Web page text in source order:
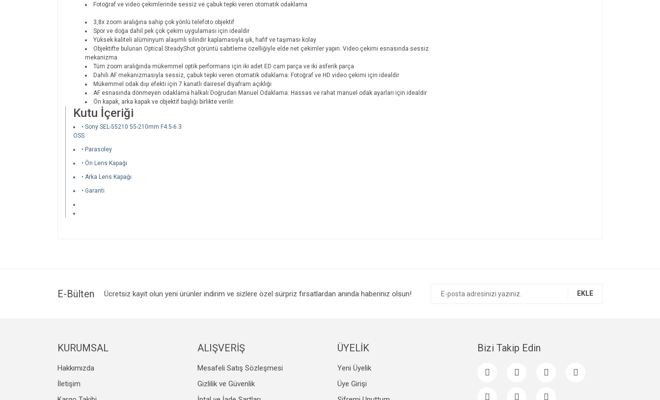
Fotoğraf ve video çekimlerinde sessiz ve çabuk tepki veren otomatik odaklama
3,8x zoom aralığına sahip çok yönlü telefoto objektif
Spor ve doğa dahil pek çok çekim uygulaması için idealdir
Yüksek kaliteli alüminyum alaşımlı silindir kaplamasıyla şık, hafif ve taşıması kolay
Objektifte bulunan Optical SteadyShot görüntü sabitleme özelliğiyle elde net çekimler yapın. Video çekimi esnasında sessiz
mekanizma
Tüm zoom aralığında mükemmel optik performans için iki adet ED cam parça ve iki asferik parça
Dahili AF mekanizmasıyla sessiz, çabuk tepki veren otomatik odaklama: Fotoğraf ve HD video çekimi için idealdir
Mükemmel odak dışı efekti için 7 kanatlı dairesel diyafram açıklığı
AF esnasında dönmeyen odaklama halkalı Doğrudan Manuel Odaklama: Hassas ve rahat manuel odak ayarları için idealdir
Ön kapak, arka kapak ve objektif başlığı birlikte verilir.
Kutu İçeriği
• Sony SEL-55210 55-210mm F4.5-6.3
OSS
• Parasoley
• Ön Lens Kapağı
• Arka Lens Kapağı
• Garanti
Ürün bilgilerinde hatalar bulunuyor.
Gönder
E-Bülten Ücretsiz kayıt olun yeni ürünler indirim ve sizlere özel sürpriz fırsatlardan anında haberiniz olsun! EKLE
KURUMSAL
Hakkımızda
İletişim
ALIŞVERİŞ
Mesafeli Satış Sözleşmesi
Gizlilik ve Güvenlik
ÜYELİK
Yeni Üyelik
Üye Girişi
Bizi Takip Edin